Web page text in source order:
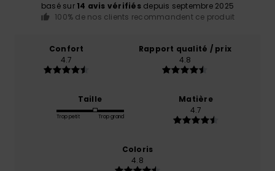
basé sur 14 avis vérifiésdepuis septembre 2025
100% de nos clients recommandent ce produit
Confort
4.7
Rapport qualité / prix
4.8
Taille
Trop petit Trop grand
Matière
4.7
Coloris
4.8